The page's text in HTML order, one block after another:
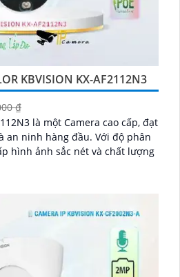
KBVISION KX-AF2112N3
₫
là một Camera cao cấp, đạt
hàng đầu. Với độ phân
hình ảnh sắc nét và chất lượng